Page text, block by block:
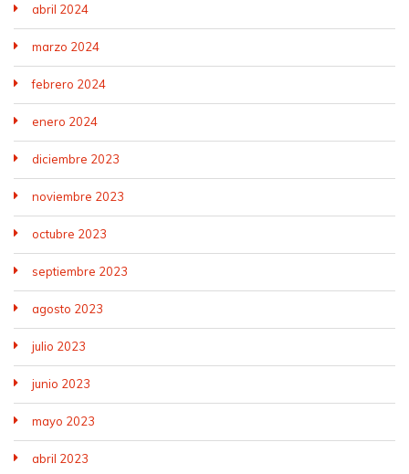
abril 2024
marzo 2024
febrero 2024
enero 2024
diciembre 2023
noviembre 2023
octubre 2023
septiembre 2023
agosto 2023
julio 2023
junio 2023
mayo 2023
abril 2023